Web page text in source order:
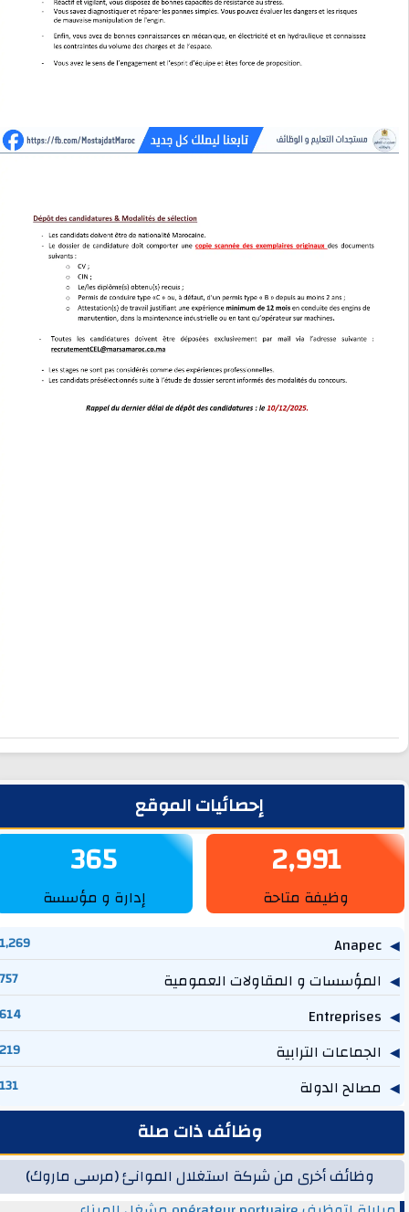
إحصائيات الموقع
2,991
وظيفة متاحة
365
إدارة و مؤسسة
Anapec
1,269
المؤسسات و المقاولات العمومية 757
Entreprises
614
الجماعات الترابية 219
مصالح الدولة 131
وظائف ذات صلة
وظائف أخرى من شركة استغلال الموانئ (مرسى ماروك)